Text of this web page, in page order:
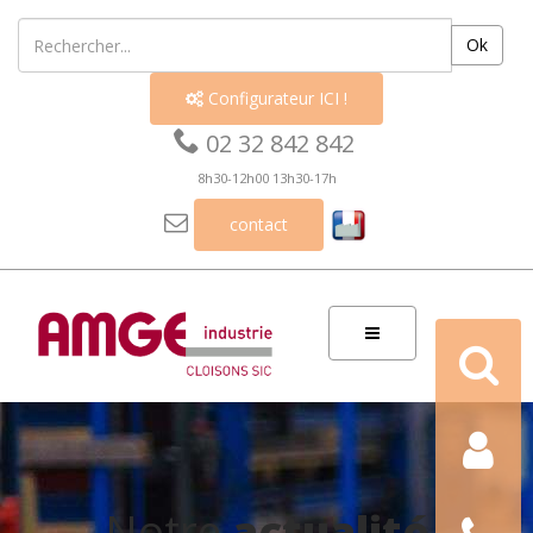
Ok
 Configurateur ICI !
 02 32 842 842
8h30-12h00 13h30-17h
 contact